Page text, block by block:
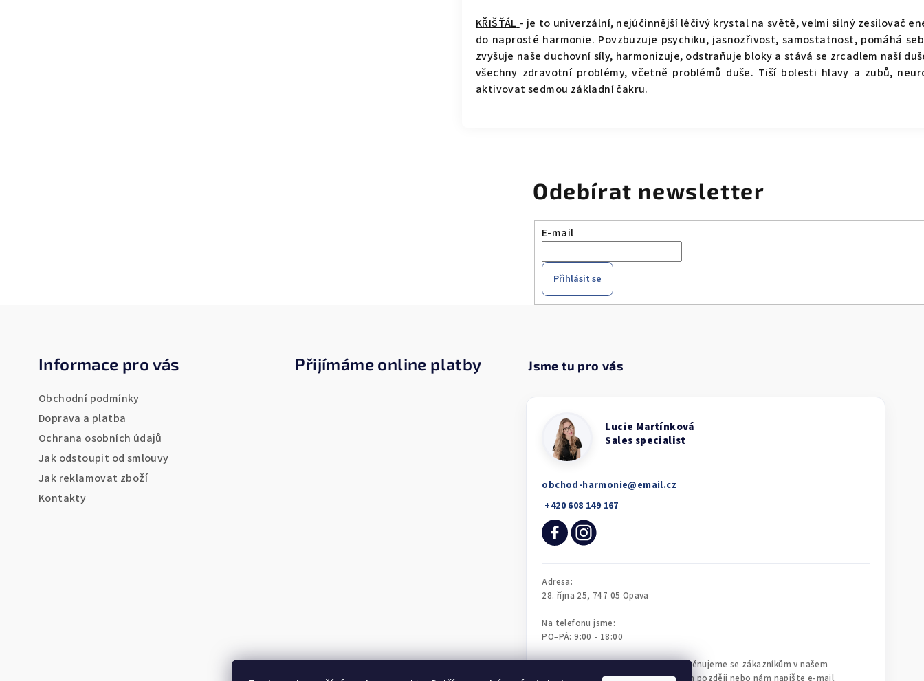
KŘIŠŤÁL - je to univerzální, nejúčinnější léčivý krystal na světě, velmi silný zesilovač
do naprosté harmonie. Povzbuzuje psychiku, jasnozřivost, samostatnost, pomáhá
zvyšuje naše duchovní síly, harmonizuje, odstraňuje bloky a stává se zrcadlem naší
všechny zdravotní problémy, včetně problémů duše. Tiší bolesti hlavy a zubů,
aktivovat sedmou základní čakru.
Odebírat newsletter
E-mail
Přihlásit se
Informace pro vás
Obchodní podmínky
Doprava a platba
Ochrana osobních údajů
Jak odstoupit od smlouvy
Jak reklamovat zboží
Kontakty
Přijímáme online platby
obchod-harmonie@email.cz